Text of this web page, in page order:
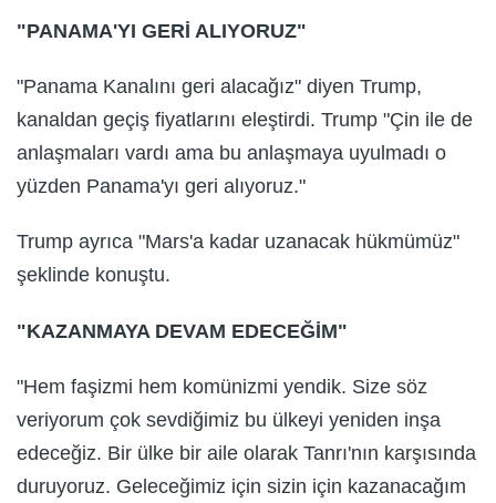
"PANAMA'YI GERİ ALIYORUZ"
"Panama Kanalını geri alacağız" diyen Trump,
kanaldan geçiş fiyatlarını eleştirdi. Trump "Çin ile de
anlaşmaları vardı ama bu anlaşmaya uyulmadı o
yüzden Panama'yı geri alıyoruz."
Trump ayrıca "Mars'a kadar uzanacak hükmümüz"
şeklinde konuştu.
"KAZANMAYA DEVAM EDECEĞİM"
"Hem faşizmi hem komünizmi yendik. Size söz
veriyorum çok sevdiğimiz bu ülkeyi yeniden inşa
edeceğiz. Bir ülke bir aile olarak Tanrı'nın karşısında
duruyoruz. Geleceğimiz için sizin için kazanacağım